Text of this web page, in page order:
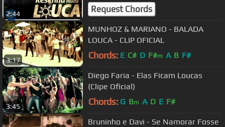
2:44 Request Chords
3:17
MUNHOZ & MARIANO - BALADA
LOUCA - CLIP OFICIAL
Chords: E C# D F#m A B F#
3:45
Diego Faria - Elas Ficam Loucas
(Clipe Oficial)
Chords: G Bm A D E F#
Bruninho e Davi - Se Namorar Fosse